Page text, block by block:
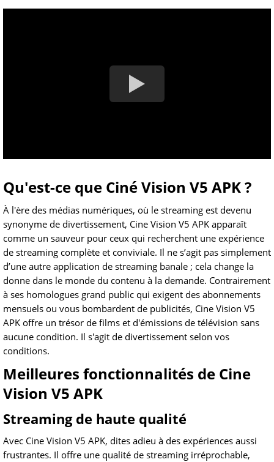
Qu'est-ce que Ciné Vision V5 APK ?
À l'ère des médias numériques, où le streaming est devenu
synonyme de divertissement, Cine Vision V5 APK apparaît
comme un sauveur pour ceux qui recherchent une expérience
de streaming complète et conviviale. Il ne s’agit pas simplement
d’une autre application de streaming banale ; cela change la
donne dans le monde du contenu à la demande. Contrairement
à ses homologues grand public qui exigent des abonnements
mensuels ou vous bombardent de publicités, Cine Vision V5
APK offre un trésor de films et d'émissions de télévision sans
aucune condition. Il s'agit de divertissement selon vos
conditions.
Meilleures fonctionnalités de Cine
Vision V5 APK
Streaming de haute qualité
Avec Cine Vision V5 APK, dites adieu à des expériences aussi
frustrantes. Il offre une qualité de streaming irréprochable,